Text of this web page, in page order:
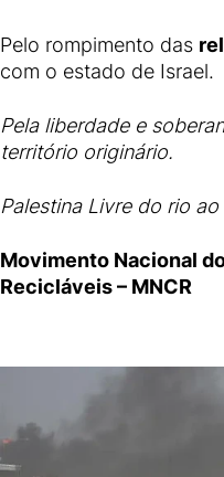
Pelo rompimento das
com o estado de Israel.
Pela liberdade e
território originário.
Palestina Livre do rio ao
Movimento Nacional
Recicláveis – MNCR